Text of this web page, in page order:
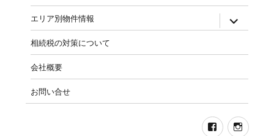
エリア別物件情報 expand
child
相続税の対策について
会社概要
お問い合せ
Facebook